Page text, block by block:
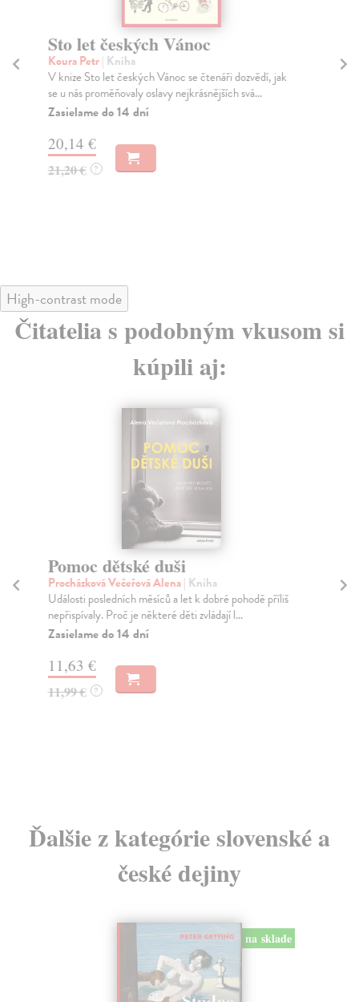
Sto let českých Vánoc
Koura Petr| Kniha
V knize Sto let českých Vánoc se čtenáři dozvědí, jak
se u nás proměňovaly oslavy nejkrásnějších svá...
Zasielame do 14 dní
20,14 €
21,20 € ?
High-contrast mode
Čitatelia s podobným vkusom si
kúpili aj:
Pomoc dětské duši
Procházková Večeřová Alena| Kniha
Události posledních měsíců a let k dobré pohodě příliš
nepřispívaly. Proč je některé děti zvládají l...
Zasielame do 14 dní
11,63 €
11,99 € ?
Ďalšie z kategórie slovenské a
české dejiny
na sklade